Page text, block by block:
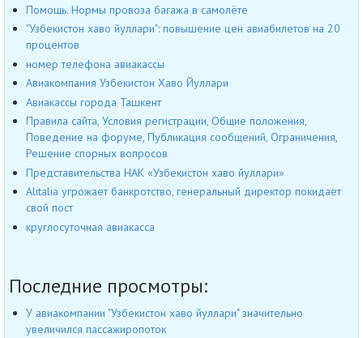
Помощь. Нормы провоза багажа в самолёте
"Узбекистон хаво йуллари": повышение цен авиабилетов на 20
процентов
номер телефона авиакассы
Авиакомпания Узбекистон Хаво Йуллари
Авиакассы города Ташкент
Правила сайта, Условия регистрации, Общие положения,
Поведение на форуме, Публикация сообщений, Ограничения,
Решение спорных вопросов
Представительства НАК «Узбекистон хаво йуллари»
Alitalia угрожает банкротство, генеральный директор покидает
свой пост
круглосуточная авиакасса
Последние просмотры:
У авиакомпании "Узбекистон хаво йуллари" значительно
увеличился пассажиропоток